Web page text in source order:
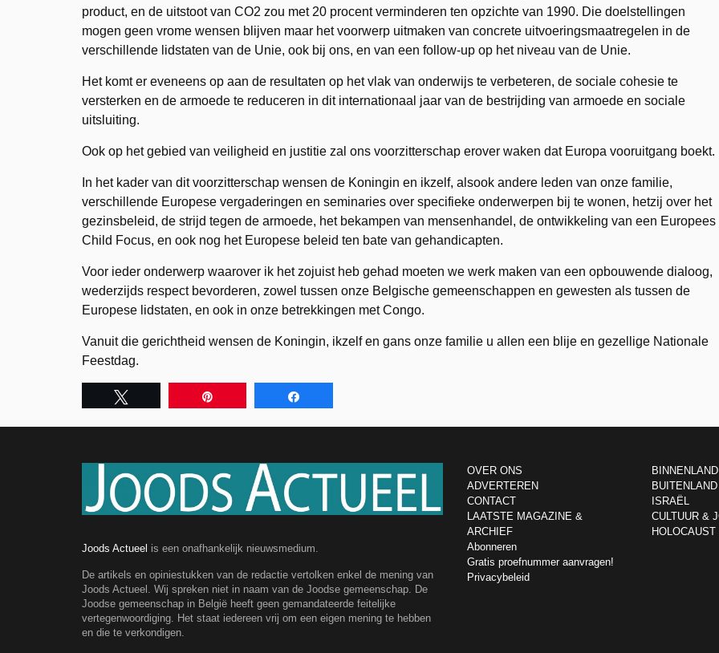
product, en de uitstoot van CO2 zou met 20 procent verminderen ten opzichte van 1990. Die doelstellingen
mogen geen vrome wensen blijven maar het voorwerp uitmaken van concrete uitvoeringsmaatregelen in de
verschillende lidstaten van de Unie, ook bij ons, en van een follow-up op het niveau van de Unie.
Het komt er eveneens op aan de resultaten op het vlak van onderwijs te verbeteren, de sociale cohesie te
versterken en de armoede te reduceren in dit internationaal jaar van de bestrijding van armoede en sociale
uitsluiting.
Ook op het gebied van veiligheid en justitie zal ons voorzitterschap erover waken dat Europa vooruitgang boekt.
In het kader van dit voorzitterschap wensen de Koningin en ikzelf, alsook andere leden van onze familie,
verschillende Europese vergaderingen en seminaries over specifieke onderwerpen bij te wonen, hetzij over het
gezinsbeleid, de strijd tegen de armoede, het bekampen van mensenhandel, de ontwikkeling van een Europees
Child Focus, en ook nog het Europese beleid ten bate van gehandicapten.
Voor ieder onderwerp waarover ik het zojuist heb gehad moeten we werk maken van een opbouwende dialoog,
wederzijds respect bevorderen, zowel tussen onze Belgische gemeenschappen en gewesten als tussen de
Europese lidstaten, en ook in onze betrekkingen met Congo.
Vanuit die gerichtheid wensen de Koningin, ikzelf en gans onze familie u allen een blije en gezellige Nationale
Feestdag.
Joods Actueel is een onafhankelijk nieuwsmedium.
De artikels en opiniestukken van de redactie vertolken enkel de mening van
Joods Actueel. Wij spreken niet in naam van de Joodse gemeenschap. De
Joodse gemeenschap in België heeft geen gemandateerde feitelijke
vertegenwoordiging. Het staat iedereen vrij om een eigen mening te hebben
en die te verkondigen.
OVER ONS
ADVERTEREN
CONTACT
LAATSTE MAGAZINE &
ARCHIEF
Abonneren
Gratis proefnummer aanvragen!
Privacybeleid
BINNENLAND
BUITENLAND
ISRAËL
CULTUUR &
HOLOCAUST